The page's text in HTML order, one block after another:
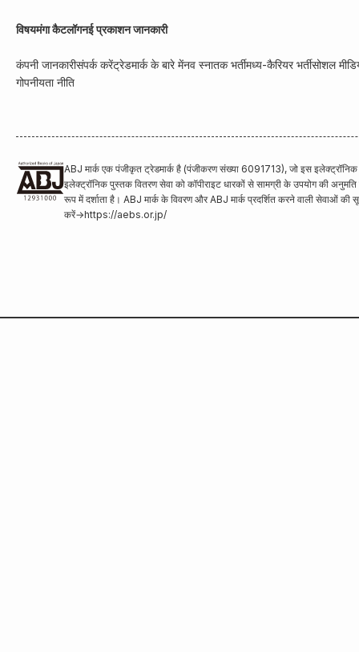
विषयमंगा कैटलॉगनई प्रकाशन जानकारी
कंपनी जानकारीसंपर्क करेंट्रेडमार्क के बारे मेंनव स्नातक भर्तीमध्य-कैरियर भर्तीसोशल
गोपनीयता नीति
ABJ मार्क एक पंजीकृत ट्रेडमार्क है (पंजीकरण संख्या 6091713), जो इस
इलेक्ट्रॉनिक पुस्तक वितरण सेवा को कॉपीराइट धारकों से सामग्री के उपयोग की अनुमति
रूप में दर्शाता है। ABJ मार्क के विवरण और ABJ मार्क प्रदर्शित करने वाली सेवाओं की
करें→https://aebs.or.jp/